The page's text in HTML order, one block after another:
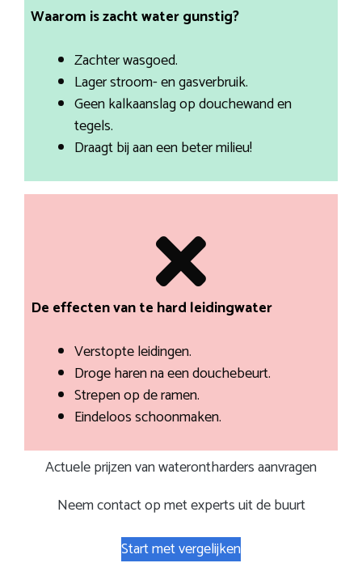
Waarom is zacht water gunstig?
Zachter wasgoed.
Lager stroom- en gasverbruik.
Geen kalkaanslag op douchewand en
tegels.
Draagt bij aan een beter milieu!
De effecten van te hard leidingwater
Verstopte leidingen.
Droge haren na een douchebeurt.
Strepen op de ramen.
Eindeloos schoonmaken.
Actuele prijzen van waterontharders aanvragen
Neem contact op met experts uit de buurt
Start met vergelijken